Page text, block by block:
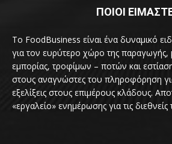
ΠΟΙΟΙ
Το FoodBusiness είναι ένα δυναμικό
για τον ευρύτερο χώρο της παραγωγής,
εμπορίας, τροφίμων – ποτών και
στους αναγνώστες του πληροφόρηση για
εξελίξεις στους επιμέρους κλάδους.
«εργαλείο» ενημέρωσης για τις διεθνείς